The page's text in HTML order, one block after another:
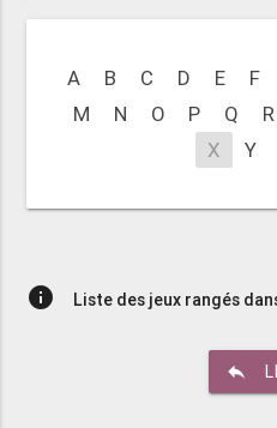
A B C D E F
M
N O P Q R
X
Y
info Liste des jeux rangés
reply